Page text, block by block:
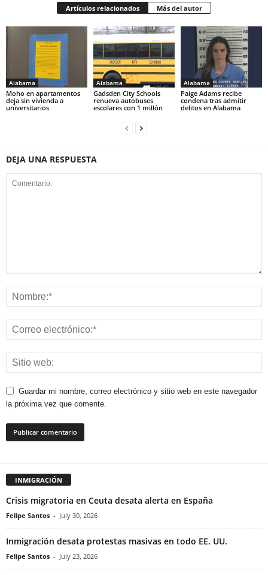
Artículos relacionados Más del autor
Alabama
Moho en apartamentos
deja sin vivienda a
universitarios
Alabama
Gadsden City Schools
renueva autobuses
escolares con 1 millón
Alabama
Paige Adams recibe
condena tras admitir
delitos en Alabama
DEJA UNA RESPUESTA
Guardar mi nombre, correo electrónico y sitio web en este navegador
la próxima vez que comente.
INMIGRACIÓN
Crisis migratoria en Ceuta desata alerta en España
Felipe Santos - July 30, 2026
Inmigración desata protestas masivas en todo EE. UU.
Felipe Santos - July 23, 2026